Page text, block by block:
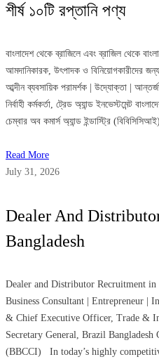
শীর্ষ ১০টি রপ্তানি পণ্য
বাংলাদেশ থেকে ব্রাজিলে এবং ব্রাজিল থেকে
আমদানিকারক, উৎপাদক ও বিনিয়োগকারীদের জন্য
আব্দীন ব্যবসায়িক পরামর্শক | উদ্যোক্তা |
নির্বাহী কর্মকর্তা, ট্রেড অ্যান্ড ইনভেস্টমেন্ট
চেম্বার অব কমার্স অ্যান্ড ইন্ডাস্ট্রি
Read More
July 31, 2026
Dealer And
Bangladesh
Dealer and Distributor Recruitment
Business Consultant | Entrepreneur |
& Chief Executive Officer, Trade &
Secretary General, Brazil
(BBCCI) In today’s highly